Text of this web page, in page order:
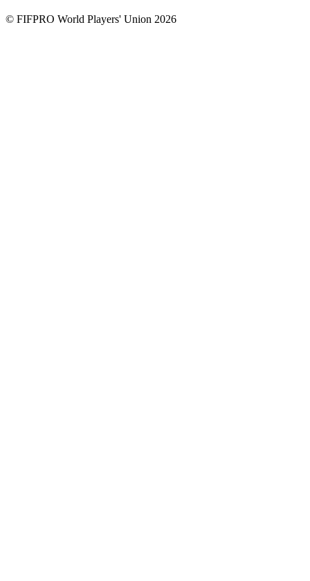
© FIFPRO World Players' Union 2026